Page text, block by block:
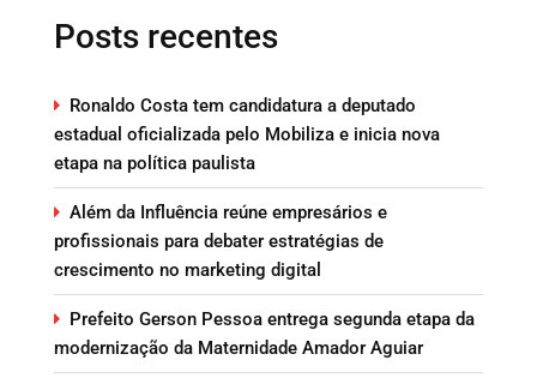
Posts recentes
Ronaldo Costa tem candidatura a deputado
estadual oficializada pelo Mobiliza e inicia nova
etapa na política paulista
Além da Influência reúne empresários e
profissionais para debater estratégias de
crescimento no marketing digital
Prefeito Gerson Pessoa entrega segunda etapa da
modernização da Maternidade Amador Aguiar